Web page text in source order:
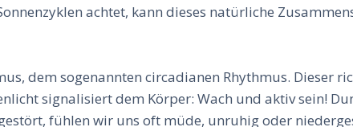
achtet, kann dieses natürliche
dem sogenannten circadianen Rhythmus. Dieser
signalisiert dem Körper: Wach und aktiv sein!
fühlen wir uns oft müde, unruhig oder